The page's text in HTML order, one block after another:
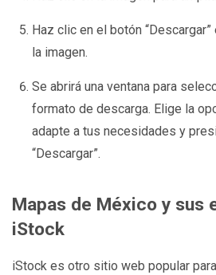
Haz clic en el botón
la imagen.
Se abrirá una ventana para
formato de descarga. Elige la
adapte a tus necesidades y
“Descargar”.
Mapas de México y sus
iStock
iStock es otro sitio web popular